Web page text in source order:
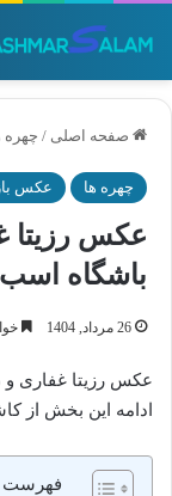
صفحه اصلی / چهره
چهره ها عکس
عکس رزیتا
باشگاه
26 مرداد, 1404
عکس رزیتا غفاری و
ادامه این بخش از
فهرست